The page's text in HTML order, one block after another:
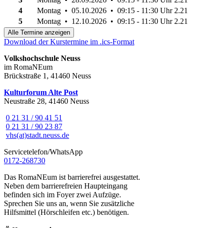
4
Montag • 05.10.2026 • 09:15 - 11:30 Uhr 2.21
5
Montag • 12.10.2026 • 09:15 - 11:30 Uhr 2.21
Alle Termine anzeigen
Download der Kurstermine im .ics-Format
Volkshochschule Neuss
im RomaNEum
Brückstraße 1, 41460 Neuss
Kulturforum Alte Post
Neustraße 28, 41460 Neuss
0 21 31 / 90 41 51
0 21 31 / 90 23 87
vhs(at)stadt.neuss.de
Servicetelefon/WhatsApp
0172-268730
Das RomaNEum ist barrierefrei ausgestattet.
Neben dem barrierefreien Haupteingang
befinden sich im Foyer zwei Aufzüge.
Sprechen Sie uns an, wenn Sie zusätzliche
Hilfsmittel (Hörschleifen etc.) benötigen.